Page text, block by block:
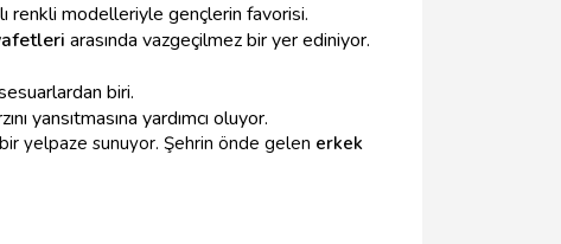
renkli modelleriyle gençlerin favorisi.
arasında vazgeçilmez bir yer ediniyor.
biri.
yansıtmasına yardımcı oluyor.
yelpaze sunuyor. Şehrin önde gelen erkek